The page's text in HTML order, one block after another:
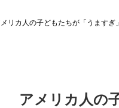
リカ人の子どもたちが「うますぎ
アメリカ人の